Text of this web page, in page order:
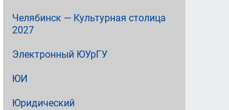
Челябинск — Культурная столица
2027
Электронный ЮУрГУ
ЮИ
Юридический